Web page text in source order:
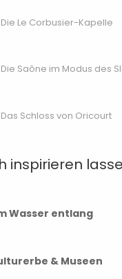
Die Le Corbusier-Kapelle
Die Saône im Modus des
Das Schloss von Oricourt
inspirieren
Wasser entlang
& Museen
und
unserer
die Sie nicht
Emotionen,
versprechen.
Musik lieben
nach neuen
Saône lädt Sie
und zu
nach lokalen
die herzliche
es für jeden
etwas!